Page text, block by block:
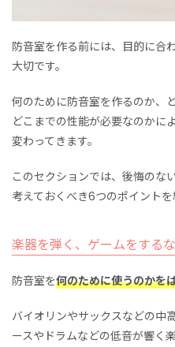
防音室を作る前には、目的に合
大切です。
何のために防音室を作るのか、
どこまでの性能が必要なのかに
変わってきます。
このセクションでは、後悔のな
考えておくべき6つのポイントを
楽器を弾く、ゲームをする
防音室を何のために使うのかを
バイオリンやサックスなどの中
ースやドラムなどの低音が響く